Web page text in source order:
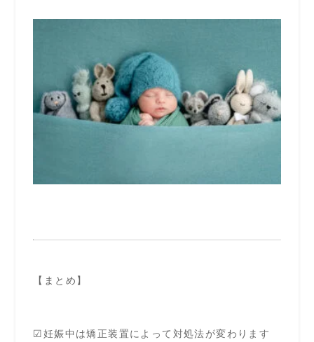
【まとめ】
☑妊娠中は矯正装置によって対処法が変わります